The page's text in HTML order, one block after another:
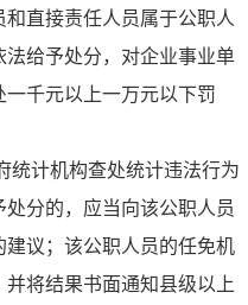
直接责任人员属于公职人
给予处分，对企业事业单
千元以上一万元以下罚
统计机构查处统计违法行为
分的，应当向该公职人员
议；该公职人员的任免机
将结果书面通知县级以上